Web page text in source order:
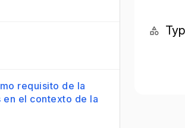
requisito de la
en el contexto de la